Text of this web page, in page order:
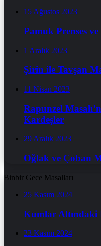
15 Ağustos 2023
Pamuk Prenses ve
1 Aralık 2023
Şirin ile Tavşan
11 Nisan 2023
Rapunzel
Kardeşler
29 Aralık 2023
Oğlak ve Çoban
Binbir Gece Masalları
25 Kasım 2024
Kumlar Altındaki
23 Kasım 2024